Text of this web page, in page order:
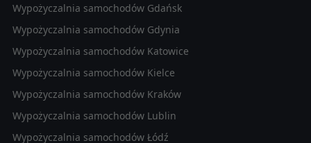
Wypożyczalnia samochodów Gdańsk
Wypożyczalnia samochodów Gdynia
Wypożyczalnia samochodów Katowice
Wypożyczalnia samochodów Kielce
Wypożyczalnia samochodów Kraków
Wypożyczalnia samochodów Lublin
Wypożyczalnia samochodów Łódź